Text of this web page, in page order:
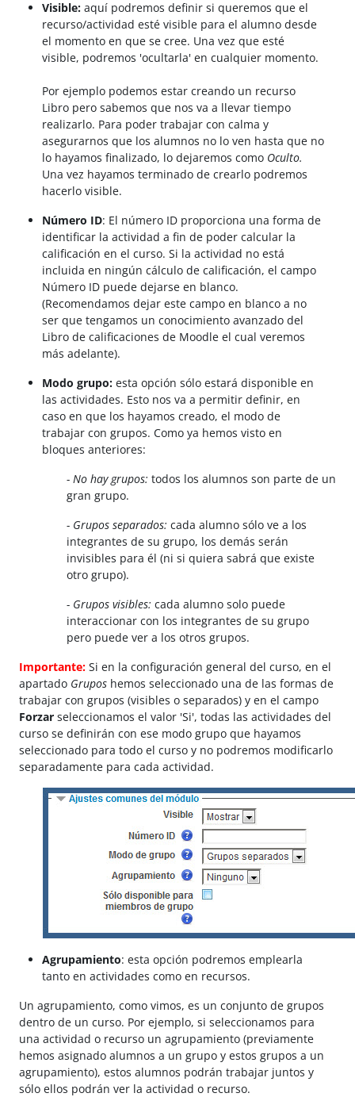
Visible:aquí podremos definir si queremos que el
recurso/actividad esté visible para el alumno desde
el momento en que se cree. Una vez que esté
visible, podremos 'ocultarla' en cualquier momento.
Por ejemplo podemos estar creando un recurso
Libro pero sabemos que nos va a llevar tiempo
realizarlo. Para poder trabajar con calma y
asegurarnos que los alumnos no lo ven hasta que no
lo hayamos finalizado, lo dejaremos como Oculto.
Una vez hayamos terminado de crearlo podremos
hacerlo visible.
Número ID: El número ID proporciona una forma de
identificar la actividad a fin de poder calcular la
calificación en el curso. Si la actividad no está
incluida en ningún cálculo de calificación, el campo
Número ID puede dejarse en blanco.
(Recomendamos dejar este campo en blanco a no
ser que tengamos un conocimiento avanzado del
Libro de calificaciones de Moodle el cual veremos
más adelante).
Modo grupo: esta opción sólo estará disponible en
las actividades. Esto nos va a permitir definir, en
caso en que los hayamos creado, el modo de
trabajar con grupos. Como ya hemos visto en
bloques anteriores:
- No hay grupos: todos los alumnos son parte de un
gran grupo.
- Grupos separados: cada alumno sólo ve a los
integrantes de su grupo, los demás serán
invisibles para él (ni si quiera sabrá que existe
otro grupo).
- Grupos visibles: cada alumno solo puede
interaccionar con los integrantes de su grupo
pero puede ver a los otros grupos.
Importante: Si en la configuración general del curso, en el
apartado Grupos hemos seleccionado una de las formas de
trabajar con grupos (visibles o separados) y en el campo
Forzar seleccionamos el valor 'Si', todas las actividades del
curso se definirán con ese modo grupo que hayamos
seleccionado para todo el curso y no podremos modificarlo
separadamente para cada actividad.
Agrupamiento: esta opción podremos emplearla
tanto en actividades como en recursos.
Un agrupamiento, como vimos, es un conjunto de grupos
dentro de un curso. Por ejemplo, si seleccionamos para
una actividad o recurso un agrupamiento (previamente
hemos asignado alumnos a un grupo y estos grupos a un
agrupamiento), estos alumnos podrán trabajar juntos y
sólo ellos podrán ver la actividad o recurso.